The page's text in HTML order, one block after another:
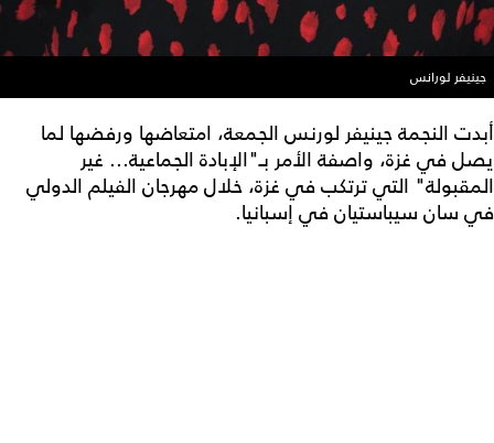
جينيفر لورانس
أبدت النجمة جينيفر لورنس الجمعة، امتعاضها ورفضها لما
يصل في غزة، واصفة الأمر بـ"الإبادة الجماعية... غير
المقبولة" التي ترتكب في غزة، خلال مهرجان الفيلم الدولي
في سان سيباستيان في إسبانيا.